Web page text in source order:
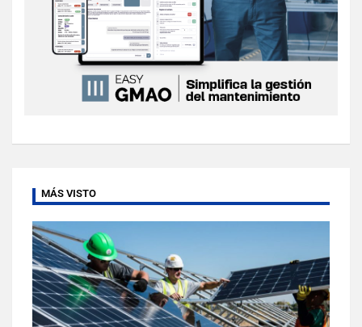
MÁS VISTO